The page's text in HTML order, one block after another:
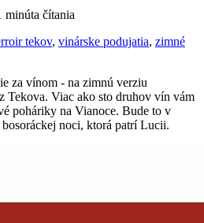
minúta čítania
tekov, vinárske podujatia, zimné
za vínom - na zimnú verziu
Tekova. Viac ako sto druhov vín vám
poháriky na Vianoce. Bude to v
noci, ktorá patrí Lucii.